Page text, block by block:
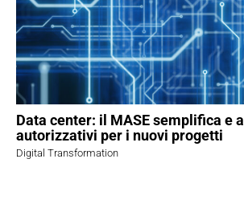
Data center: il MASE semplifica e
autorizzativi per i nuovi progetti
Digital Transformation